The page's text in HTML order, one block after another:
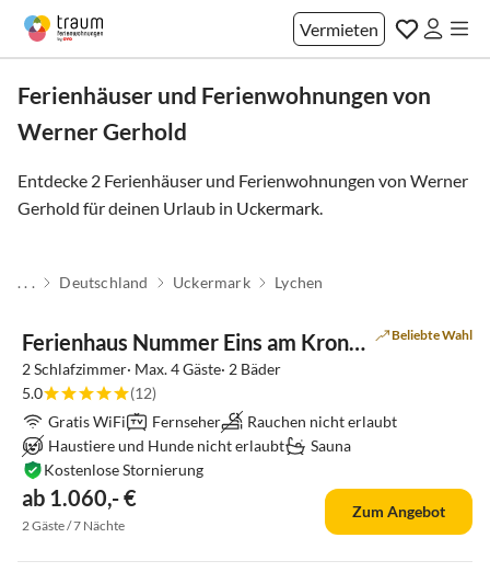
Vermieten
Ferienhäuser und Ferienwohnungen von
Werner Gerhold
Entdecke 2 Ferienhäuser und Ferienwohnungen von Werner
Gerhold für deinen Urlaub in Uckermark.
. . . Deutschland Uckermark Lychen
Ferienhaus Nummer Eins am Kronsee Beliebte Wahl
2 Schlafzimmer· Max. 4 Gäste· 2 Bäder
5.0
(12)
Gratis WiFi
Fernseher
Rauchen nicht erlaubt
Haustiere und Hunde nicht erlaubt
Sauna
ab 1.060,- €
Kostenlose Stornierung
2 Gäste / 7 Nächte
Zum Angebot